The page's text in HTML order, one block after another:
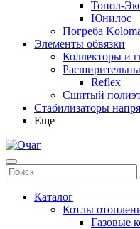
Топол-
Юнилос
Погреба
Элементы обвязки
Коллекторы и
Reflex
Сшитый
Стабилизаторы
Еще
Каталог
Котлы
Газовые